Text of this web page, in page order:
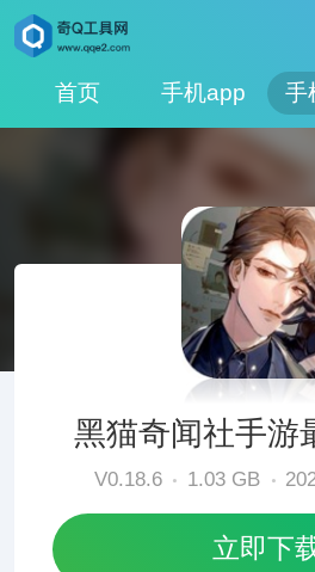
首页 手机app 手
黑猫奇闻社手游
V0.18.6 1.03 GB
立即下